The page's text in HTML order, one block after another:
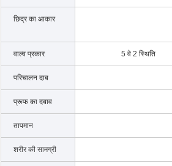
छिद्र का आकार
वाल्व प्रकार 5 वे 2 स्थिति
परिचालन दाब
प्रूफ का दबाव
तापमान
शरीर की सामग्री